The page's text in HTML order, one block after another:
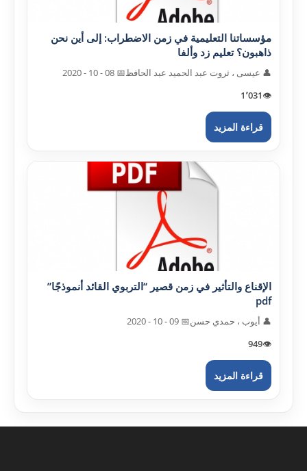
مؤسساتنا التعليمية في زمن الاضطراب: إلى أين نحن
ذاهبون؟ تعليم زد وألفا
👤 عيسى ، ثروت عبد الحميد عبد الحافظ📅 08 - 10 - 2020
👁️1٬031
قراءة المزيد
الإقناع والتأثير في زمن قصير “التربوي القائد أنموذجًا”
pdf
👤 أيوب ، حمدي حسن📅 09 - 10 - 2020
👁️
949
قراءة المزيد